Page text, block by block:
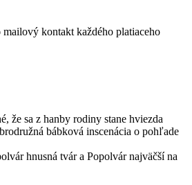
kontakt každého platiaceho
že sa z hanby rodiny stane hviezda
bábková inscenácia o pohľade
hnusná tvár a Popolvár najväčší na